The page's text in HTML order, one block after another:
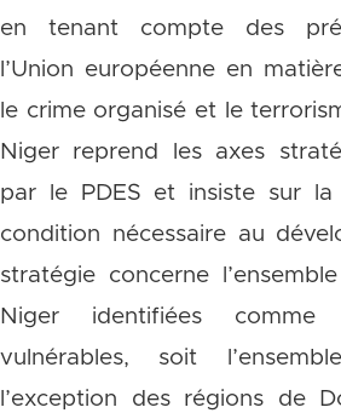
en tenant compte des
l’Union européenne en
le crime organisé et le
Niger reprend les axes
par le PDES et insiste sur la
condition nécessaire au
stratégie concerne
Niger identifiées comme
vulnérables, soit
l’exception des régions de